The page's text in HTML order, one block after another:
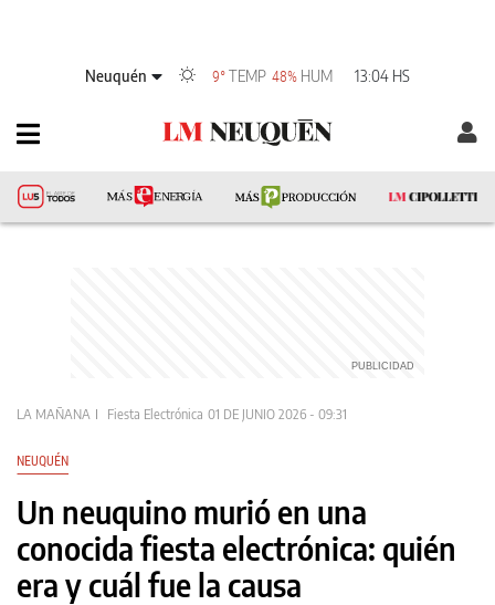
Neuquén 9°TEMP 48% HUM 13:04 HS
LA MAÑANA Fiesta Electrónica 01 DE JUNIO 2026 - 09:31
NEUQUÉN
Un neuquino murió en una
conocida fiesta electrónica: quién
era y cuál fue la causa